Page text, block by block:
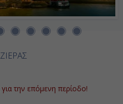
Ημέρα 8η
Ηνωμένα Αραβικά
08:00
την επόμενη περίοδο!